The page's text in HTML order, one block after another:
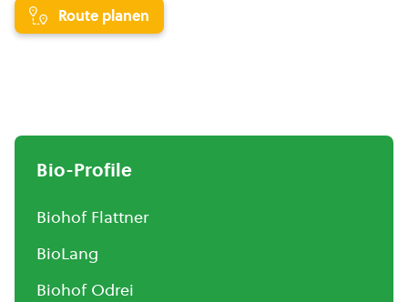
Route planen
Bio-Profile
Biohof Flattner
BioLang
Biohof Odrei